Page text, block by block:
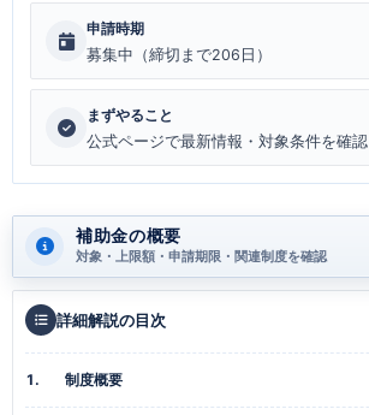
申請時期
募集中（締切まで206日）
まずやること
公式ページで最新情報・対象条件を確認
補助金の概要
対象・上限額・申請期限・関連制度を確認
詳細解説の目次
制度概要